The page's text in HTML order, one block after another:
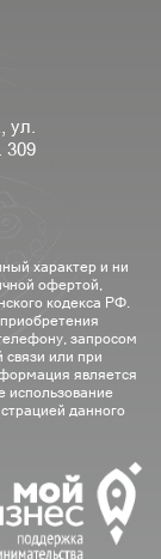
ул.
309
характер и ни
офертой,
кодекса РФ.
запросом
связи или при
является
использование
данного